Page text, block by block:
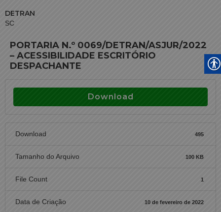
DETRAN
SC
PORTARIA N.º 0069/DETRAN/ASJUR/2022
– ACESSIBILIDADE ESCRITÓRIO
DESPACHANTE
Download
Download 495
Tamanho do Arquivo 100 KB
File Count 1
Data de Criação 10 de fevereiro de 2022